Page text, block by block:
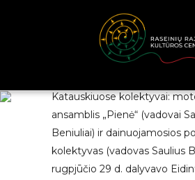
Katauskiuose kolektyvai:
ansamblis „Pienė“ (vadovai
Beniuliai) ir dainuojamosios
kolektyvas (vadovas Saulius
rugpjūčio 29 d. dalyvavo